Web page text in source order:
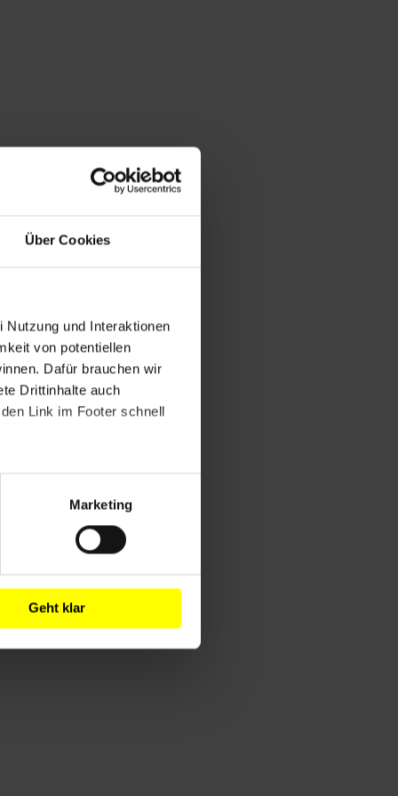
Über Cookies
Nutzung und Interaktionen
von potentiellen
Dafür brauchen wir
Drittinhalte auch
Link im Footer schnell
Marketing
Geht klar